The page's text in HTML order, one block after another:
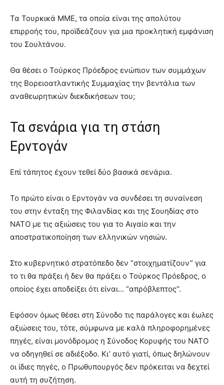
Τα Τουρκικά ΜΜΕ, τα οποία είναι της απολύτου
επιρροής του, προϊδεάζουν για μια προκλητική εμφάνιση
του Σουλτάνου.
Θα θέσει ο Τούρκος Πρόεδρος ενώπιον των συμμάχων
της Βορειοατλαντικής Συμμαχίας την βεντάλια των
αναθεωρητικών διεκδικήσεων του;
Τα σενάρια για τη στάση
Ερντογάν
Επί τάπητος έχουν τεθεί δύο βασικά σενάρια.
Το πρώτο είναι ο Ερντογάν να συνδέσει τη συναίνεση
του στην ένταξη της Φιλανδίας και της Σουηδίας στο
ΝΑΤΟ με τις αξιώσεις του για το Αιγαίο και την
αποστρατικοποίηση των ελληνικών νησιών.
Στο κυβερνητικό στρατόπεδο δεν “στοιχηματίζουν” για
το τι θα πράξει ή δεν θα πράξει ο Τούρκος Πρόεδρος, ο
οποίος έχει αποδείξει ότι είναι… “απρόβλεπτος“.
Εφόσον όμως θέσει στη Σύνοδο τις παράλογες και έωλες
αξιώσεις του, τότε, σύμφωνα με καλά πληροφορημένες
πηγές, είναι μονόδρομος η Σύνοδος Κορυφής του ΝΑΤΟ
να οδηγηθεί σε αδιέξοδο. Κι’ αυτό γιατί, όπως δηλώνουν
οι ίδιες πηγές, ο Πρωθυπουργός δεν πρόκειται να δεχτεί
αυτή τη συζήτηση.